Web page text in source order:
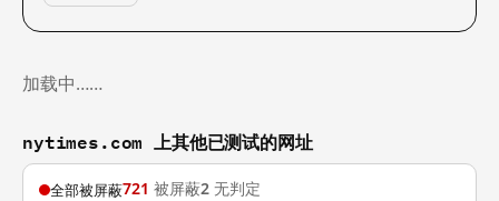
加载中……
nytimes.com 上其他已测试的网址
全部被屏蔽721 被屏蔽2 无判定